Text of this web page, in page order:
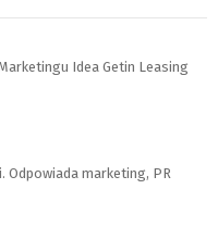
Idea Getin Leasing
Odpowiada marketing, PR